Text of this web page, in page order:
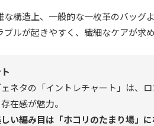
構造上、一般的な一枚革のバッグ
ブルが起きやすく、繊細なケアが求め
ネタの「イントレチャート」は、
在感が魅力。
い編み目は「ホコリのたまり場」